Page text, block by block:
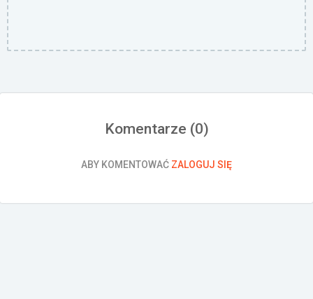
Komentarze (0)
ABY KOMENTOWAĆ ZALOGUJ SIĘ